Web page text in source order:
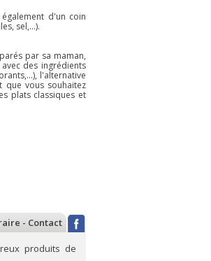
:
de
Bienvenue à Pipaillon :
confitures, tapenades,
chutneys
d'un coin
sel,...).
par sa maman,
des ingrédients
l'alternative
que vous souhaitez
plats classiques et
- Contact
produits de